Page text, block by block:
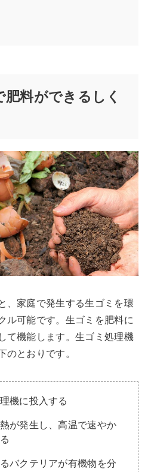
料ができるしく
、家庭で発生する生ゴミを環
ル可能です。生ゴミを肥料に
て機能します。生ゴミ処理機
のとおりです。
機に投入する
が発生し、高温で速やか
バクテリアが有機物を分